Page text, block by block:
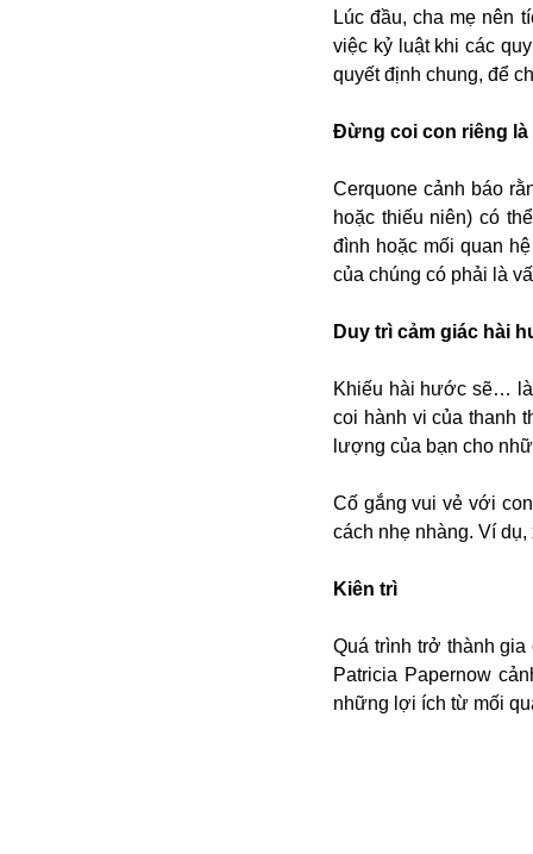
Lúc đầu, cha mẹ nên
việc kỷ luật khi các
quyết định chung, để
Đừng coi con riêng là
Cerquone cảnh báo
hoặc thiếu niên) có
đình hoặc mối quan
của chúng có phải là
Duy trì cảm giác hài
Khiếu hài hước sẽ…
coi hành vi của thanh
lượng của bạn cho
Cố gắng vui vẻ với
cách nhẹ nhàng. Ví
Kiên trì
Quá trình trở thành
Patricia Papernow
những lợi ích từ mối